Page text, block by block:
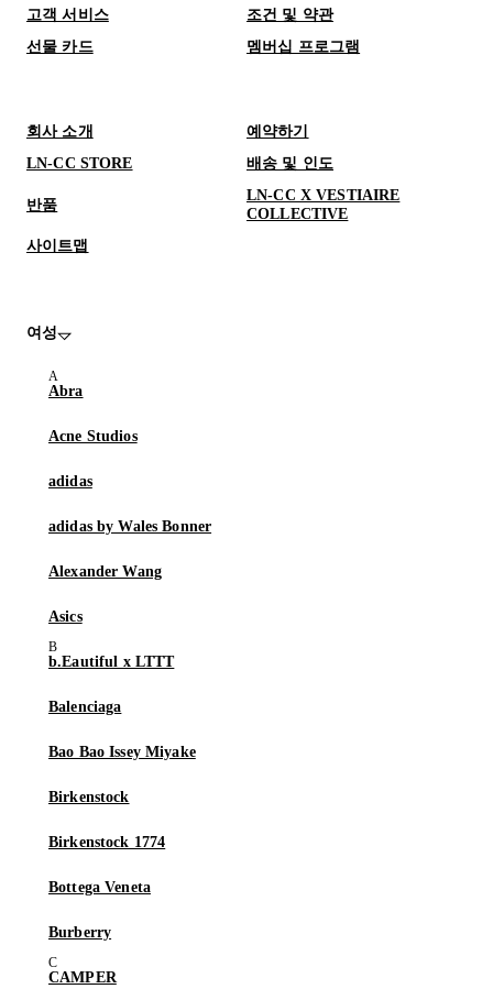
고객 서비스
조건 및 약관
선물 카드
멤버십 프로그램
회사 소개
예약하기
LN-CC STORE
배송 및 인도
반품
LN-CC X VESTIAIRE
COLLECTIVE
사이트맵
여성
Abra
Acne Studios
adidas
adidas by Wales Bonner
Alexander Wang
Asics
b.Eautiful x LTTT
Balenciaga
Bao Bao Issey Miyake
Birkenstock
Birkenstock 1774
Bottega Veneta
Burberry
CAMPER